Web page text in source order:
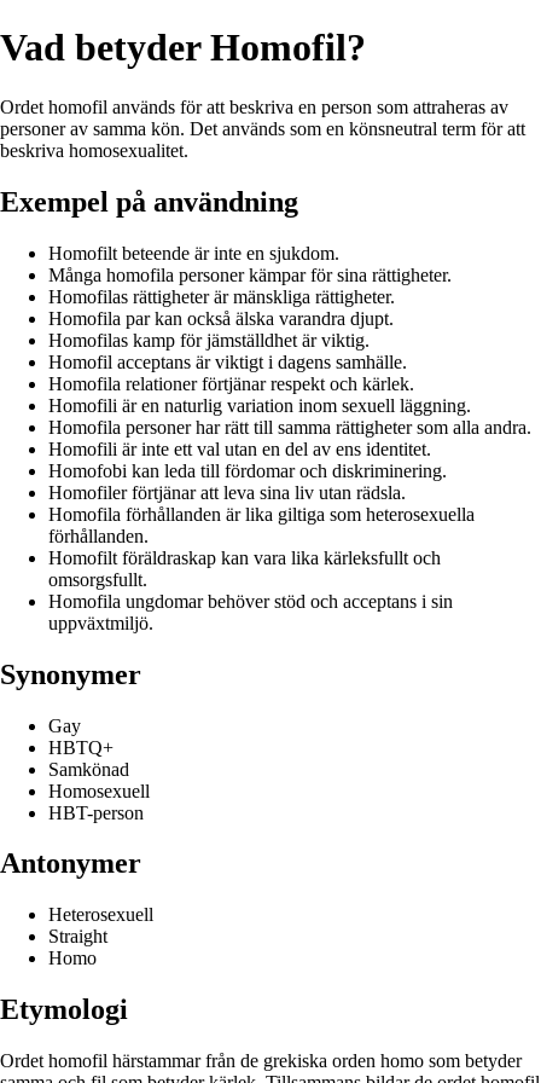
Vad betyder Homofil?
Ordet homofil används för att beskriva en person som attraheras av
personer av samma kön. Det används som en könsneutral term för att
beskriva homosexualitet.
Exempel på användning
Homofilt beteende är inte en sjukdom.
Många homofila personer kämpar för sina rättigheter.
Homofilas rättigheter är mänskliga rättigheter.
Homofila par kan också älska varandra djupt.
Homofilas kamp för jämställdhet är viktig.
Homofil acceptans är viktigt i dagens samhälle.
Homofila relationer förtjänar respekt och kärlek.
Homofili är en naturlig variation inom sexuell läggning.
Homofila personer har rätt till samma rättigheter som alla andra.
Homofili är inte ett val utan en del av ens identitet.
Homofobi kan leda till fördomar och diskriminering.
Homofiler förtjänar att leva sina liv utan rädsla.
Homofila förhållanden är lika giltiga som heterosexuella
förhållanden.
Homofilt föräldraskap kan vara lika kärleksfullt och
omsorgsfullt.
Homofila ungdomar behöver stöd och acceptans i sin
uppväxtmiljö.
Synonymer
Gay
HBTQ+
Samkönad
Homosexuell
HBT-person
Antonymer
Heterosexuell
Straight
Homo
Etymologi
Ordet homofil härstammar från de grekiska orden homo som betyder